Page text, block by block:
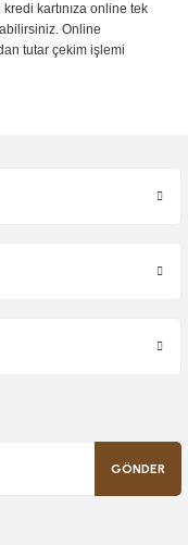
kartınıza online tek
Online
tutar çekim işlemi
GÖNDER